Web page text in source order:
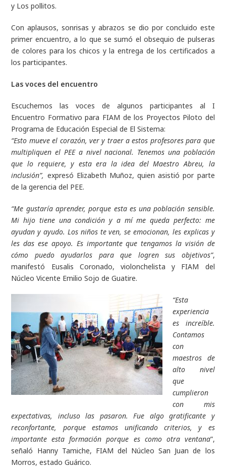
y Los pollitos.
Con aplausos, sonrisas y abrazos se dio por concluido este
primer encuentro, a lo que se sumó el obsequio de pulseras
de colores para los chicos y la entrega de los certificados a
los participantes.
Las voces del encuentro
Escuchemos las voces de algunos participantes al I
Encuentro Formativo para FIAM de los Proyectos Piloto del
Programa de Educación Especial de El Sistema:
“Esto mueve el corazón, ver y traer a estos profesores para que
multipliquen el PEE a nivel nacional. Tenemos una población
que lo requiere, y esta era la idea del Maestro Abreu, la
inclusión”, expresó Elizabeth Muñoz, quien asistió por parte
de la gerencia del PEE.
“Me gustaría aprender, porque esta es una población sensible.
Mi hijo tiene una condición y a mí me queda perfecto: me
ayudan y ayudo. Los niños te ven, se emocionan, les explicas y
les das ese apoyo. Es importante que tengamos la visión de
cómo puedo ayudarlos para que logren sus objetivos”,
manifestó Eusalis Coronado, violonchelista y FIAM del
Núcleo Vicente Emilio Sojo de Guatire.
“Esta
experiencia
es increíble.
Contamos
con
maestros de
alto nivel
que
cumplieron
con mis
expectativas, incluso las pasaron. Fue algo gratificante y
reconfortante, porque estamos unificando criterios, y es
importante esta formación porque es como otra ventana”,
señaló Hanny Tamiche, FIAM del Núcleo San Juan de los
Morros, estado Guárico.